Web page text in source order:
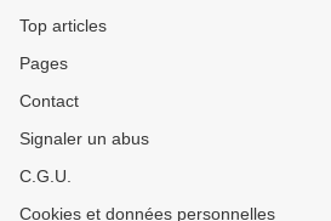
Top articles
Pages
Contact
Signaler un abus
C.G.U.
Cookies et données personnelles